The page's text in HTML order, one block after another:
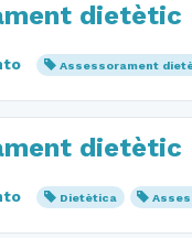
dietètic
Assessorament
dietètic
Dietètica